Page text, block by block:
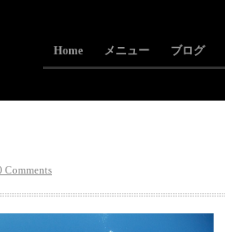
Home メニュー ブログ
Comments